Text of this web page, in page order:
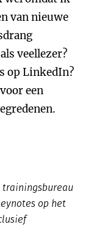
van nieuwe
veellezer?
op LinkedIn?
een
trainingsbureau
op het